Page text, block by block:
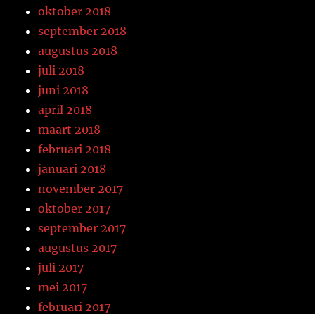
oktober 2018
september 2018
augustus 2018
juli 2018
juni 2018
april 2018
maart 2018
februari 2018
januari 2018
november 2017
oktober 2017
september 2017
augustus 2017
juli 2017
mei 2017
februari 2017